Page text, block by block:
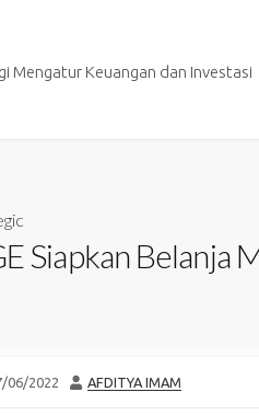
Mengatur Keuangan dan Investasi
Siapkan Belanja
06/2022 AUTHOR
AFDITYA IMAM